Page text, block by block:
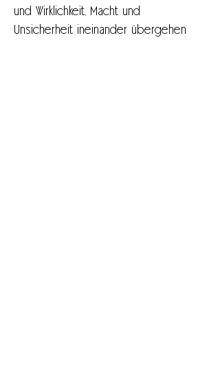
und Wirklichkeit, Macht und
Unsicherheit ineinander übergehen